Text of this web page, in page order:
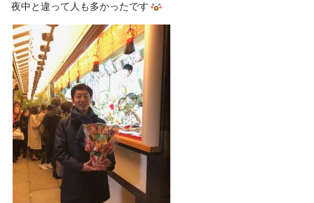
夜中と違って人も多かったです